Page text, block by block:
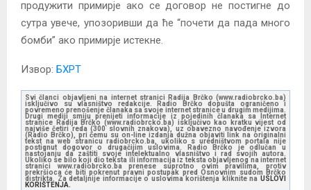
продужити примирје ако се договор не постигне до
сутра увече, упозоривши да ће “почети да пада много
бомби” ако примирје истекне.
Извор: БХРТ
Svi članci objavljeni na internet stranici Radija Brčko (www.radiobrcko.ba)
isključivo su vlasništvo redakcije. Radio Brčko dopušta ograničeno i
povremeno prenošenje članaka sa svoje internet stranice u drugim medijima.
Drugi mediji smiju prenijeti informacije iz pojedinih članaka sa Internet
stranice Radija Brčko (www.radiobrcko.ba) isključivo kao kratku vijest od
najviše četiri reda (300 slovnih znakova), uz obavezno navođenje izvora
(Radio Brčko), pri čemu su on-line izdanja dužna objaviti link na originalni
tekst na web stranicu radiobrcko.ba, ukoliko s uredništvom portala nije
postignut dogovor o drugačijim uslovima. Radio Brčko je odlučan u
nastojanju da zaštiti svoje intelektualno vlasništvo i rad svojih autora.
Ukoliko se bilo koji dio teksta ili informacija iz teksta objavljenog na internet
stranici www.radiobrcko.ba prenese suprotno ovim pravilima, protiv
prekršioca će biti pokrenut pravni postupak pred Osnovnim sudom Brčko
distrikta. Za detaljnije informacije o uslovima korištenja kliknite na USLOVI
KORIŠTENJA.